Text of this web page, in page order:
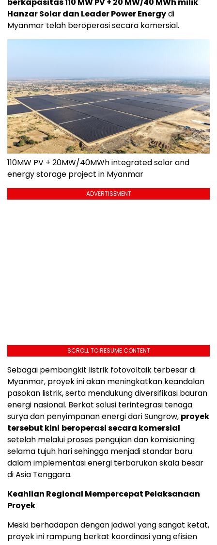
berkapasitas 110 MW PV + 20 MW/40 MWh milik
Hanzar Solar dan Leader Power Energydi
Myanmar telah beroperasi secara komersial.
110MW PV + 20MW/40MWh integrated solar and
energy storage project in Myanmar
ADVERTISEMENT
SCROLL TO RESUME CONTENT
Sebagai pembangkit listrik fotovoltaik terbesar di
Myanmar, proyek ini akan meningkatkan keandalan
pasokan listrik, serta mendukung diversifikasi bauran
energi nasional. Berkat solusi terintegrasi tenaga
surya dan penyimpanan energi dari Sungrow, proyek
tersebut kini beroperasi secara komersial
setelah melalui proses pengujian dan komisioning
selama tujuh hari sehingga menjadi standar baru
dalam implementasi energi terbarukan skala besar
di Asia Tenggara.
Keahlian Regional Mempercepat Pelaksanaan
Proyek
Meski berhadapan dengan jadwal yang sangat ketat,
proyek ini rampung berkat koordinasi yang efisien